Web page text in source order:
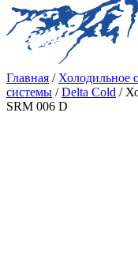
Главная /Холодильное
системы /Delta Cold /
SRM 006 D